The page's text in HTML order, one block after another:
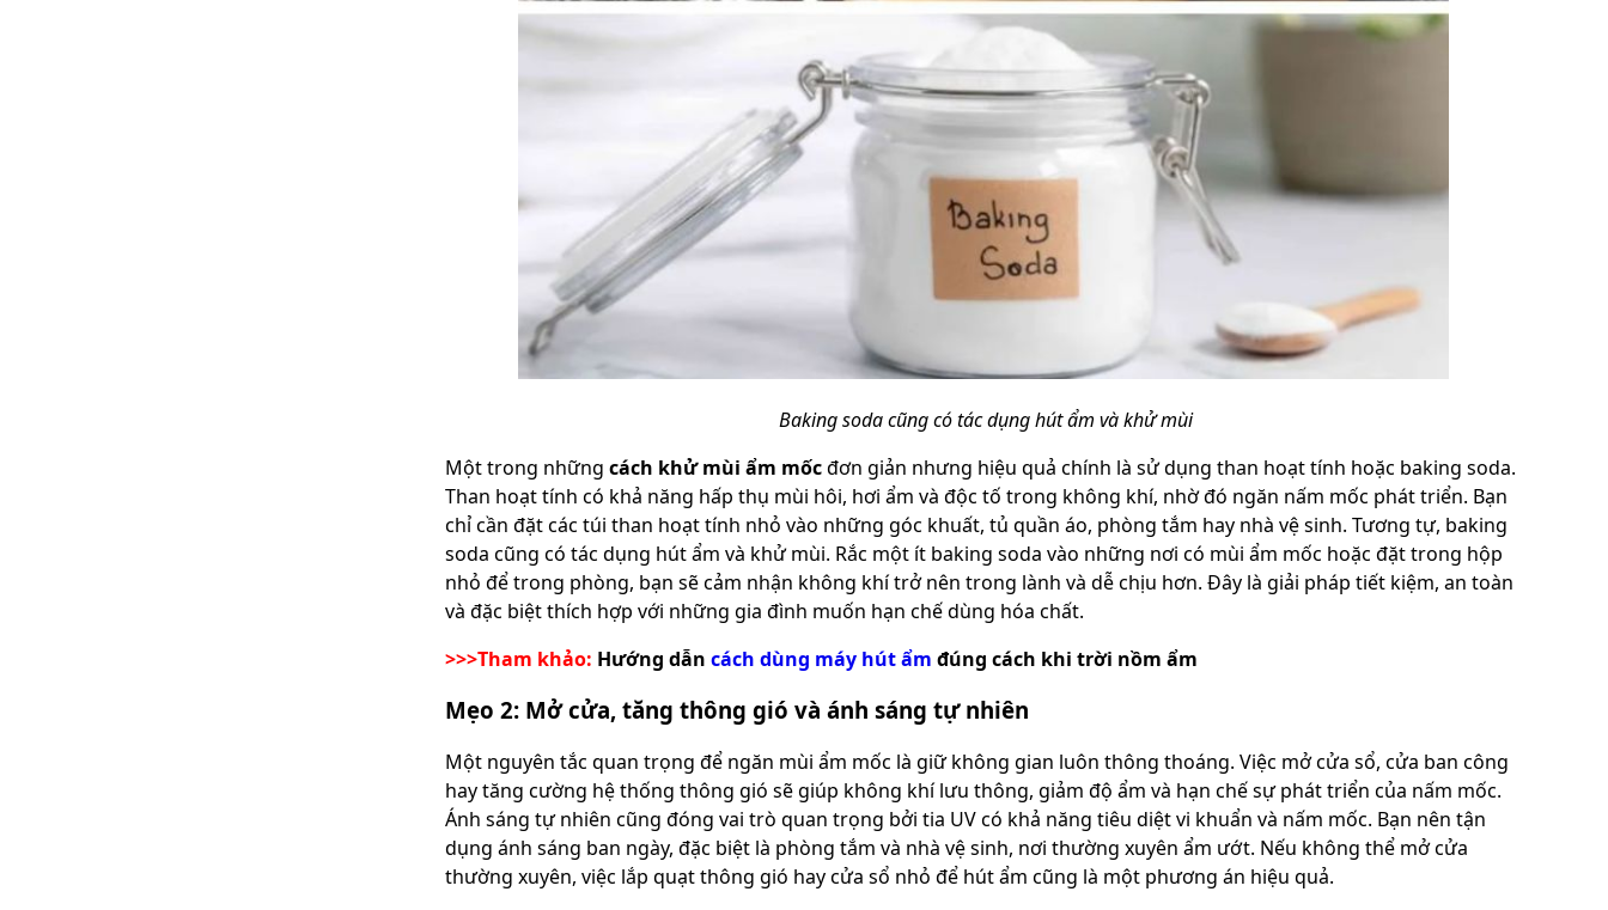
Baking soda cũng có tác dụng hút ẩm và khử mùi
Một trong những cách khử mùi ẩm mốcđơn giản nhưng hiệu quả chính là sử dụng than hoạt tính hoặc baking soda.
Than hoạt tính có khả năng hấp thụ mùi hôi, hơi ẩm và độc tố trong không khí, nhờ đó ngăn nấm mốc phát triển. Bạn
chỉ cần đặt các túi than hoạt tính nhỏ vào những góc khuất, tủ quần áo, phòng tắm hay nhà vệ sinh. Tương tự, baking
soda cũng có tác dụng hút ẩm và khử mùi. Rắc một ít baking soda vào những nơi có mùi ẩm mốc hoặc đặt trong hộp
nhỏ để trong phòng, bạn sẽ cảm nhận không khí trở nên trong lành và dễ chịu hơn. Đây là giải pháp tiết kiệm, an toàn
và đặc biệt thích hợp với những gia đình muốn hạn chế dùng hóa chất.
>>>Tham khảo: Hướng dẫn cách dùng máy hút ẩm đúng cách khi trời nồm ẩm
Mẹo 2: Mở cửa, tăng thông gió và ánh sáng tự nhiên
Một nguyên tắc quan trọng để ngăn mùi ẩm mốc là giữ không gian luôn thông thoáng. Việc mở cửa sổ, cửa ban công
hay tăng cường hệ thống thông gió sẽ giúp không khí lưu thông, giảm độ ẩm và hạn chế sự phát triển của nấm mốc.
Ánh sáng tự nhiên cũng đóng vai trò quan trọng bởi tia UV có khả năng tiêu diệt vi khuẩn và nấm mốc. Bạn nên tận
dụng ánh sáng ban ngày, đặc biệt là phòng tắm và nhà vệ sinh, nơi thường xuyên ẩm ướt. Nếu không thể mở cửa
thường xuyên, việc lắp quạt thông gió hay cửa sổ nhỏ để hút ẩm cũng là một phương án hiệu quả.